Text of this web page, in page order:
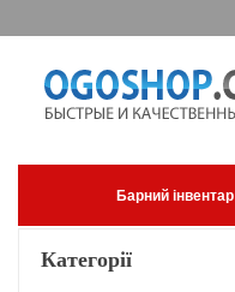
Барний інвентар
Категорії